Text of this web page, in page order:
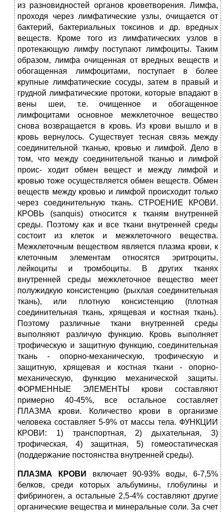
из разновидностей органов кроветворения. Лимфа,
проходя через лимфатические узлы, очищается от
бактерий, бактериальных токсинов и др. вредных
веществ. Кроме того из лимфатических узлов в
протекающую лимфу поступают лимфоциты. Таким
образом, лимфа очищенная от вредных веществ и
обогащенная лимфоцитами, поступает в более
крупные лимфатические сосуды, затем в правый и
грудной лимфатические протоки, которые впадают в
вены шеи, т.е. очищенное и обогащенное
лимфоцитами основное межклеточное вещество
снова возвращается в кровь. Из крови вышло и в
кровь вернулось. Существует тесная связь между
соединительной тканью, кровью и лимфой. Дело в
том, что между соединительной тканью и лимфой
проис- ходит обмен вещест и между лимфой и
кровью тоже осуществляется обмен веществ. Обмен
веществ между кровью и лимфой происходит только
через соединительную ткань. СТРОЕНИЕ КРОВИ.
КРОВЬ (sanquis) относится к тканям внутренней
среды. Поэтому как и все ткани внутренней среды
состоит из клеток и межклеточного вещества.
Межклеточным веществом является плазма крови, к
клеточным элементам относятся эритроциты,
лейкоциты и тромбоциты. В других тканях
внутренней среды межклеточное вещество меет
полужидкую консистенцию (рыхлая соединительная
ткань), или плотную консистенцию (плотная
соединительная ткань, хрящевая и костная ткань).
Поэтому различные ткани внутренней среды
выполняют различую функцию. Кровь выполняет
трофическую и защитную функцию, соединительная
ткань - опорно-механическую, трофическую и
защитную, хрящевая и костная ткани - опорно-
механическую, функцию механической защиты.
ФОРМЕННЫЕ ЭЛЕМЕНТЫ крови составляют
примерно 40-45%, все остальное составляет
ПЛАЗМА крови. Количество крови в организме
человека составляет 5-9% от массы тела. ФУНКЦИИ
КРОВИ: 1) транспортная, 2) дыхательная, 3)
трофическая, 4) защитная, 5) гомеостатическая
(поддержание постоянства внутренней среды).
ПЛАЗМА КРОВИ
включает 90-93% воды, 6-7,5%
белков, среди которых альбумины, глобулины и
фибриноген, а остальные 2,5-4% составляют другие
органические вещества и минеральные соли. За счет